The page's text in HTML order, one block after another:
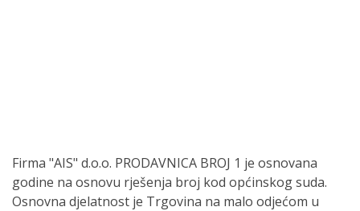
Firma "AIS" d.o.o. PRODAVNICA BROJ 1 je osnovana
godine na osnovu rješenja broj kod općinskog suda.
Osnovna djelatnost je Trgovina na malo odjećom u